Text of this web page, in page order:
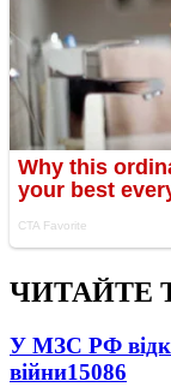
ЧИТАЙТЕ
У МЗС РФ
війни15086